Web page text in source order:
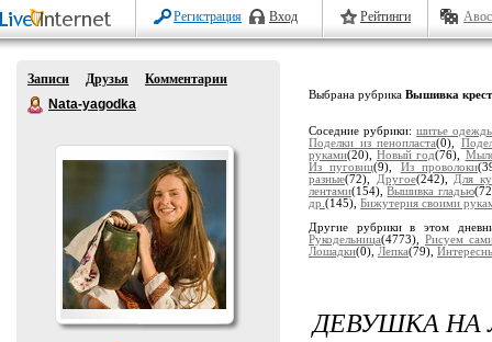
Регистрация Вход Рейтинги
Записи Друзья
Комментарии
Nata-yagodka
Выбрана рубрика Вышивка
Соседние рубрики:шитье
Поделки из пенопласта(0),
руками(20),Новый год(76),
Из пуговиц(9), Из проволоки
разные(72), Другое(242), Для
лентами(154),Вышивка гладью
др. (145), Бижутерия своими
Другие рубрики в этом
Рукодельница(4773), Рисуем
Лошадки(0), Лепка(79),
ДЕВУШКА НА